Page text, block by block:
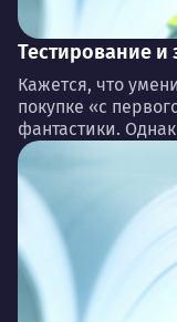
Тестирование
Кажется, что
покупке «с
фантастики.